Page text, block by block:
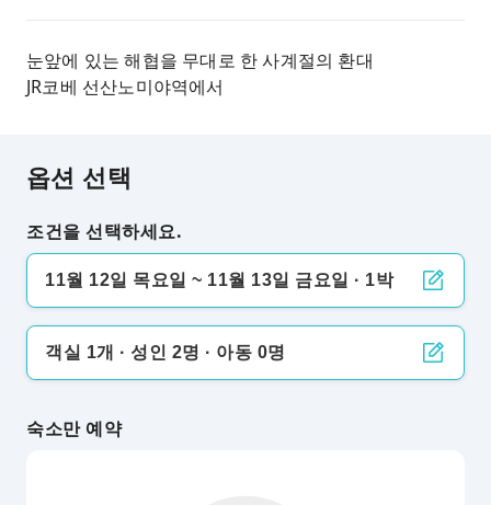
눈앞에 있는 해협을 무대로 한 사계절의 환대
JR코베 선산노미야역에서
옵션 선택
조건을 선택하세요.
11월 12일 목요일 ~ 11월 13일 금요일 · 1박
객실 1개 · 성인 2명 · 아동 0명
숙소만 예약